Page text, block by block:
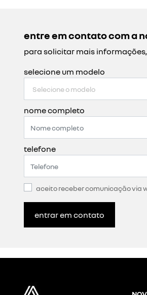
entre em contato com a
para solicitar mais
selecione um modelo
nome completo
telefone
aceito receber comunicação via
entrar em contato